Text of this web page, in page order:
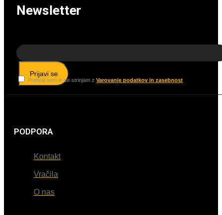
Newsletter
Prijavi se
Prebral sem in se strinjam z Varovanje podatkov in zasebnost
PODPORA
Kontakt
Vračila
O nas